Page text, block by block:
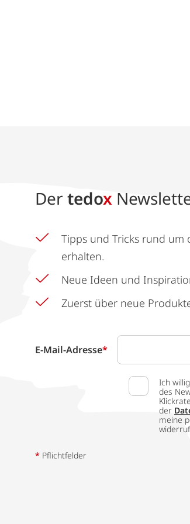
Der tedox
Tipps und Tricks rund um
erhalten.
Neue Ideen und
Zuerst über neue
E-Mail-Adresse*
Ich
des
der
meine
* Pflichtfelder